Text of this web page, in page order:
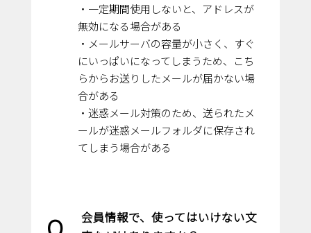
・一定期間使用しないと、アドレスが
無効になる場合がある
・メールサーバの容量が小さく、すぐ
にいっぱいになってしまうため、こち
らからお送りしたメールが届かない場
合がある
・迷惑メール対策のため、送られたメ
ールが迷惑メールフォルダに保存され
てしまう場合がある
会員情報で、使ってはいけない文